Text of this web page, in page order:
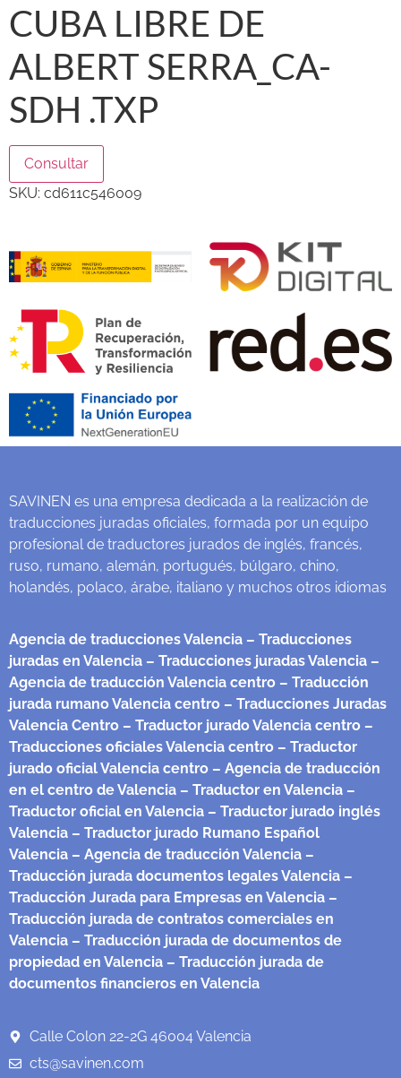
CUBA LIBRE DE
ALBERT SERRA_CA-
SDH .TXP
Consultar
SKU: cd611c546009
SAVINEN es una empresa dedicada a la realización de
traducciones juradas oficiales, formada por un equipo
profesional de traductores jurados de inglés, francés,
ruso, rumano, alemán, portugués, búlgaro, chino,
holandés, polaco, árabe, italiano y muchos otros idiomas
Agencia de traducciones Valencia – Traducciones
juradas en Valencia – Traducciones juradas Valencia –
Agencia de traducción Valencia centro – Traducción
jurada rumano Valencia centro – Traducciones Juradas
Valencia Centro – Traductor jurado Valencia centro –
Traducciones oficiales Valencia centro – Traductor
jurado oficial Valencia centro – Agencia de traducción
en el centro de Valencia – Traductor en Valencia –
Traductor oficial en Valencia – Traductor jurado inglés
Valencia – Traductor jurado Rumano Español
Valencia – Agencia de traducción Valencia –
Traducción jurada documentos legales Valencia –
Traducción Jurada para Empresas en Valencia –
Traducción jurada de contratos comerciales en
Valencia – Traducción jurada de documentos de
propiedad en Valencia – Traducción jurada de
documentos financieros en Valencia
Calle Colon 22-2G 46004 Valencia
cts@savinen.com